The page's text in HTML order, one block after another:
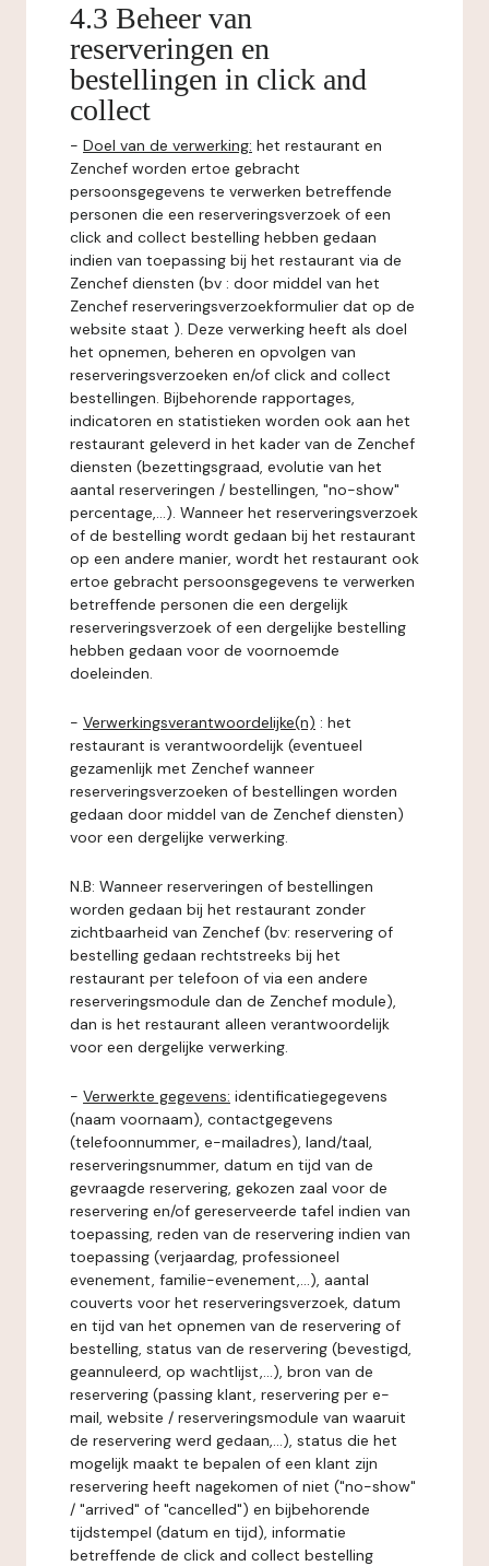
4.3 Beheer van
reserveringen en
bestellingen in click and
collect
- Doel van de verwerking: het restaurant en
Zenchef worden ertoe gebracht
persoonsgegevens te verwerken betreffende
personen die een reserveringsverzoek of een
click and collect bestelling hebben gedaan
indien van toepassing bij het restaurant via de
Zenchef diensten (bv : door middel van het
Zenchef reserveringsverzoekformulier dat op de
website staat ). Deze verwerking heeft als doel
het opnemen, beheren en opvolgen van
reserveringsverzoeken en/of click and collect
bestellingen. Bijbehorende rapportages,
indicatoren en statistieken worden ook aan het
restaurant geleverd in het kader van de Zenchef
diensten (bezettingsgraad, evolutie van het
aantal reserveringen / bestellingen, "no-show"
percentage,...). Wanneer het reserveringsverzoek
of de bestelling wordt gedaan bij het restaurant
op een andere manier, wordt het restaurant ook
ertoe gebracht persoonsgegevens te verwerken
betreffende personen die een dergelijk
reserveringsverzoek of een dergelijke bestelling
hebben gedaan voor de voornoemde
doeleinden.
- Verwerkingsverantwoordelijke(n) : het
restaurant is verantwoordelijk (eventueel
gezamenlijk met Zenchef wanneer
reserveringsverzoeken of bestellingen worden
gedaan door middel van de Zenchef diensten)
voor een dergelijke verwerking.
N.B: Wanneer reserveringen of bestellingen
worden gedaan bij het restaurant zonder
zichtbaarheid van Zenchef (bv: reservering of
bestelling gedaan rechtstreeks bij het
restaurant per telefoon of via een andere
reserveringsmodule dan de Zenchef module),
dan is het restaurant alleen verantwoordelijk
voor een dergelijke verwerking.
- Verwerkte gegevens: identificatiegegevens
(naam voornaam), contactgegevens
(telefoonnummer, e-mailadres), land/taal,
reserveringsnummer, datum en tijd van de
gevraagde reservering, gekozen zaal voor de
reservering en/of gereserveerde tafel indien van
toepassing, reden van de reservering indien van
toepassing (verjaardag, professioneel
evenement, familie-evenement,...), aantal
couverts voor het reserveringsverzoek, datum
en tijd van het opnemen van de reservering of
bestelling, status van de reservering (bevestigd,
geannuleerd, op wachtlijst,...), bron van de
reservering (passing klant, reservering per e-
mail, website / reserveringsmodule van waaruit
de reservering werd gedaan,...), status die het
mogelijk maakt te bepalen of een klant zijn
reservering heeft nagekomen of niet ("no-show"
/ "arrived" of "cancelled") en bijbehorende
tijdstempel (datum en tijd), informatie
betreffende de click and collect bestelling